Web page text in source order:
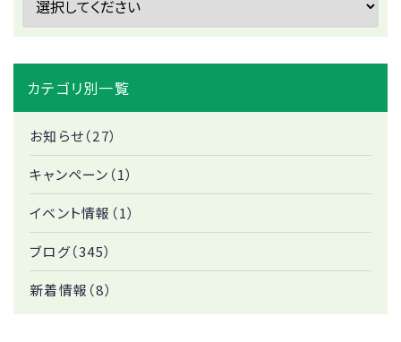
カテゴリ別一覧
お知らせ（27）
キャンペーン（1）
イベント情報（1）
ブログ（345）
新着情報（8）